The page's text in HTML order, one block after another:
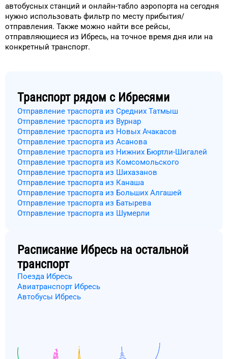
автобусных станций и онлайн-табло аэропорта на сегодня
нужно использовать фильтр по месту прибытия/
отправления. Также можно найти все рейсы,
отправляющиеся из Ибресь, на точное время дня или на
конкретный транспорт.
Транспорт рядом с Ибресями
Отправление траспорта из Средних Татмыш
Отправление траспорта из Вурнар
Отправление траспорта из Новых Ачакасов
Отправление траспорта из Асанова
Отправление траспорта из Нижних Бюртли-Шигалей
Отправление траспорта из Комсомольского
Отправление траспорта из Шихазанов
Отправление траспорта из Канаша
Отправление траспорта из Больших Алгашей
Отправление траспорта из Батырева
Отправление траспорта из Шумерли
Расписание Ибресьна остальной
транспорт
Поезда Ибресь
Авиатранспорт Ибресь
Автобусы Ибресь